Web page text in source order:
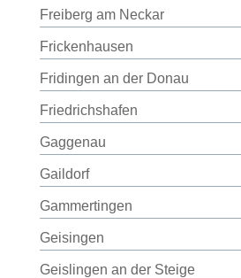
Freiberg am Neckar
Frickenhausen
Fridingen an der Donau
Friedrichshafen
Gaggenau
Gaildorf
Gammertingen
Geisingen
Geislingen an der Steige